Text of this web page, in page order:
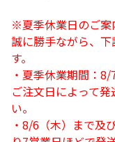
※夏季休業日のご
誠に勝手ながら、
す。
・夏季休業期間：8/
ご注文日によって
い。
・8/6（木）まで及